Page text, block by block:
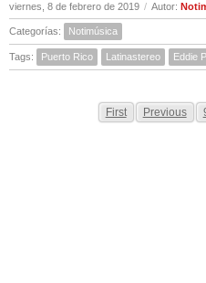
viernes, 8 de febrero de 2019 / Autor:
Categorías: Notimúsica
Tags: Puerto Rico Latinastereo Eddie
First Previous